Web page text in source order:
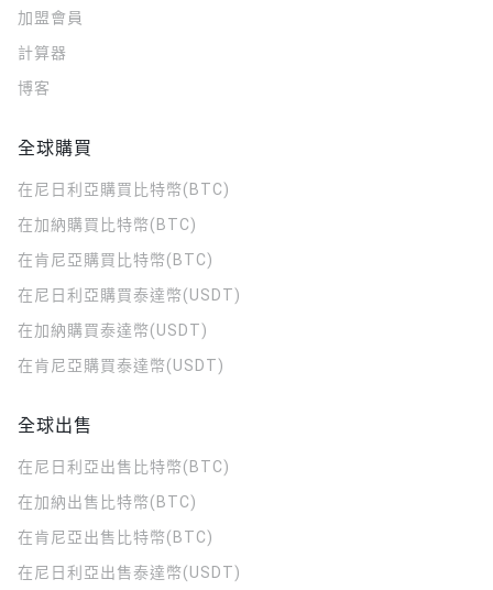
加盟會員
計算器
博客
全球購買
在尼日利亞購買比特幣(BTC)
在加納購買比特幣(BTC)
在肯尼亞購買比特幣(BTC)
在尼日利亞購買泰達幣(USDT)
在加納購買泰達幣(USDT)
在肯尼亞購買泰達幣(USDT)
全球出售
在尼日利亞出售比特幣(BTC)
在加納出售比特幣(BTC)
在肯尼亞出售比特幣(BTC)
在尼日利亞出售泰達幣(USDT)